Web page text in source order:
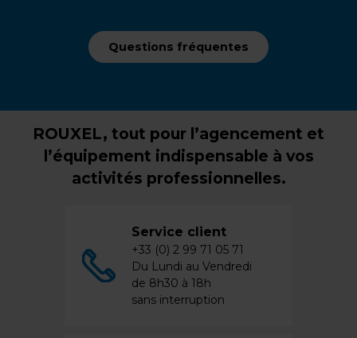
Questions fréquentes
ROUXEL, tout pour l’agencement et
l’équipement indispensable à vos
activités professionnelles.
Service client
+33 (0) 2 99 71 05 71
Du Lundi au Vendredi
de 8h30 à 18h
sans interruption